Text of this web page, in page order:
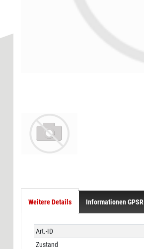
Weitere Details Informationen GPSR
Technisches
Merkmal
Wert
Art.-ID
Zustand